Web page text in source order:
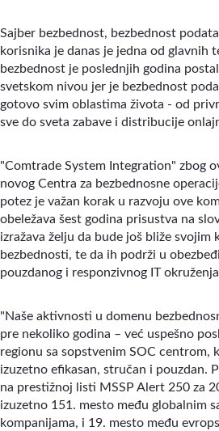
Sajber bezbednost, bezbednost
korisnika je danas je jedna od glavnih
bezbednost je poslednjih godina
svetskom nivou jer je bezbednost
gotovo svim oblastima života - od
sve do sveta zabave i distribucije
"Comtrade System Integration" zbog
novog Centra za bezbednosne
potez je važan korak u razvoju ove
obeležava šest godina prisustva na
izražava želju da bude još bliže
bezbednosti, te da ih podrži u
pouzdanog i responzivnog IT
"Naše aktivnosti u domenu
pre nekoliko godina – već uspešno
regionu sa sopstvenim SOC centrom,
izuzetno efikasan, stručan i pouzdan.
na prestižnoj listi MSSP Alert 250 za
izuzetno 151. mesto među globalnim
kompanijama, i 19. mesto među